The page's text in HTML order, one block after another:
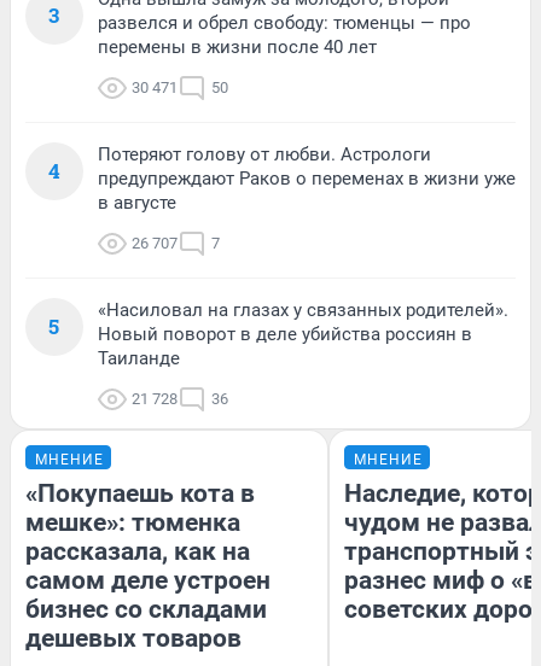
3
развелся и обрел свободу: тюменцы — про
перемены в жизни после 40 лет
30 471 50
4
Потеряют голову от любви. Астрологи
предупреждают Раков о переменах в жизни уже
в августе
26 707 7
5
«Насиловал на глазах у связанных родителей».
Новый поворот в деле убийства россиян в
Таиланде
21 728 36
МНЕНИЕ
«Покупаешь кота в
мешке»: тюменка
рассказала, как на
самом деле устроен
бизнес со складами
дешевых товаров
МНЕНИЕ
Наследие,
чудом не
транспортный
разнес миф о
советских